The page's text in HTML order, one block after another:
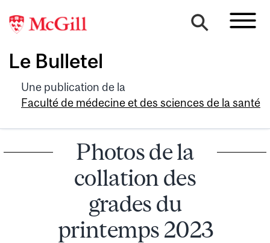
Le Bulletel
Une publication de la
Faculté de médecine et des sciences de la santé
Photos de la
collation des
grades du
printemps 2023